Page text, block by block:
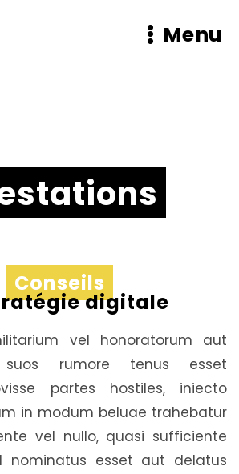
Menu
Conseils
digitale
vel honoratorum aut
rumore tenus esset
partes hostiles, iniecto
in modum beluae trahebatur
vel nullo, quasi sufficiente
nominatus esset aut delatus